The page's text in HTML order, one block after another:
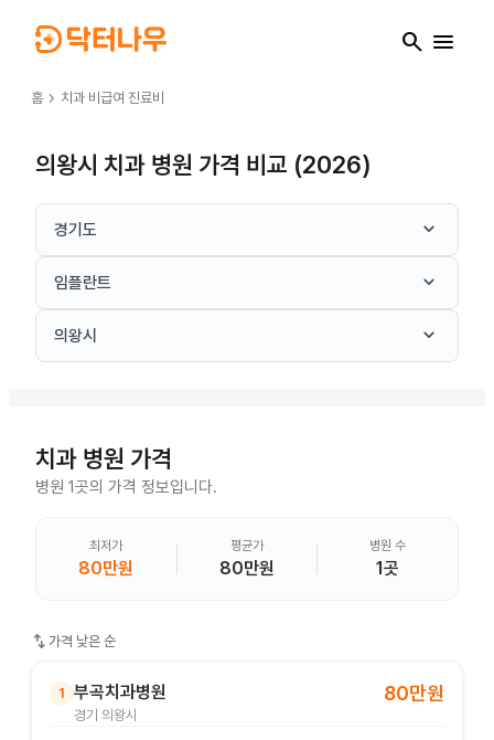
search menu
홈 chevron_right 치과 비급여 진료비
의왕시 치과 병원 가격 비교 (2026)
경기도 keyboard_arrow_down
임플란트 keyboard_arrow_down
의왕시 keyboard_arrow_down
치과 병원 가격
병원 1곳의 가격 정보입니다.
최저가
80만원
평균가
80만원
병원 수
1곳
swap_vert 가격 낮은 순
1 부곡치과병원
경기 의왕시
80만원